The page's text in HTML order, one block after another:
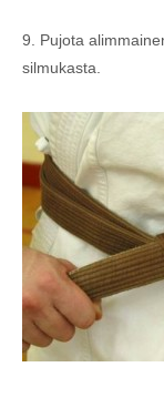
9. Pujota
silmukasta.